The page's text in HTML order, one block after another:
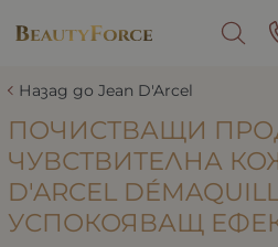
Назад до Jean D'Arcel
ПОЧИСТВАЩИ
ЧУВСТВИТЕЛНА
D'ARCEL
УСПОКОЯВАЩ